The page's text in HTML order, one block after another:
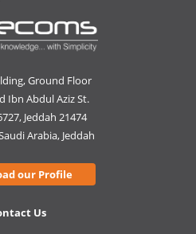
Ground Floor
Ibn Abdul Aziz St.
Jeddah 21474
Arabia, Jeddah
our Profile
Us